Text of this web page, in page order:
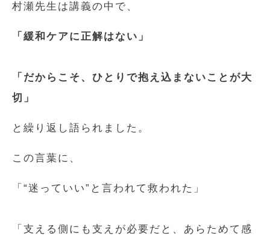
村瀬先生は講義の中で、
「緩和ケアに正解はない」
「だからこそ、ひとりで抱え込まないことが大
切」
と繰り返し語られました。
この言葉に、
「“迷っていい”と言われて救われた」
「支える側にも支えが必要だと、あらためて感